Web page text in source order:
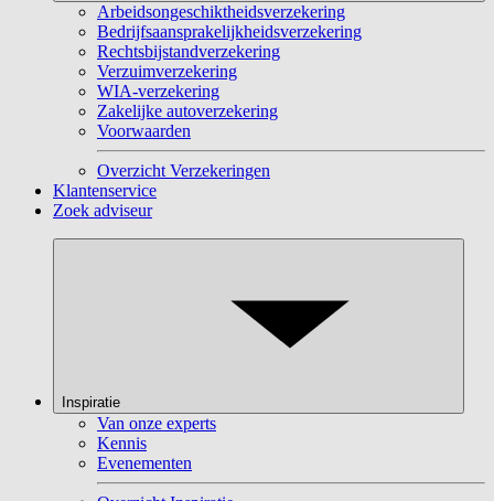
Arbeidsongeschiktheidsverzekering
Bedrijfsaansprakelijkheidsverzekering
Rechtsbijstandverzekering
Verzuimverzekering
WIA-verzekering
Zakelijke autoverzekering
Voorwaarden
Overzicht Verzekeringen
Klantenservice
Zoek adviseur
Inspiratie
Van onze experts
Kennis
Evenementen